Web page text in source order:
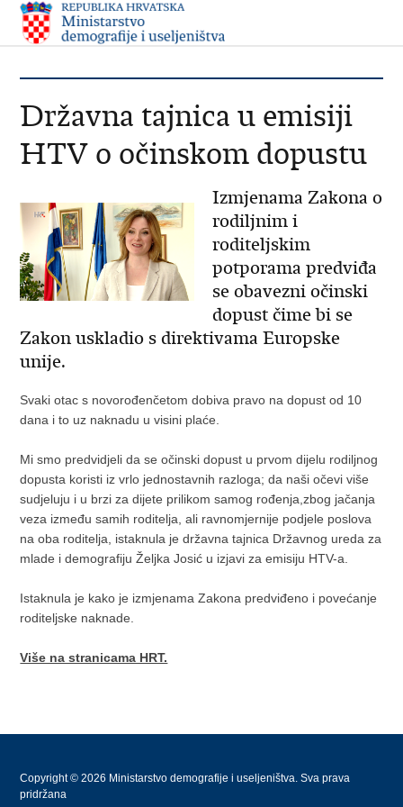
Državna tajnica u emisiji
HTV o očinskom dopustu
Izmjenama Zakona o
rodiljnim i
roditeljskim
potporama predviđa
se obavezni očinski
dopust čime bi se
Zakon uskladio s direktivama Europske
unije.
Svaki otac s novorođenčetom dobiva pravo na dopust od 10
dana i to uz naknadu u visini plaće.
Mi smo predvidjeli da se očinski dopust u prvom dijelu rodiljnog
dopusta koristi iz vrlo jednostavnih razloga; da naši očevi više
sudjeluju i u brzi za dijete prilikom samog rođenja,zbog jačanja
veza između samih roditelja, ali ravnomjernije podjele poslova
na oba roditelja, istaknula je državna tajnica Državnog ureda za
mlade i demografiju Željka Josić u izjavi za emisiju HTV-a.
Istaknula je kako je izmjenama Zakona predviđeno i povećanje
roditeljske naknade.
Više na stranicama HRT.
Copyright © 2026 Ministarstvo demografije i useljeništva. Sva prava
pridržana